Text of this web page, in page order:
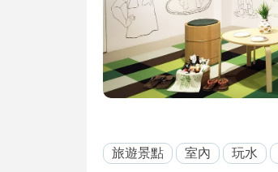
旅遊景點 室內 玩水